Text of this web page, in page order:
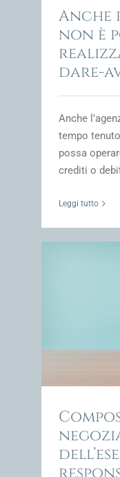
Anche
non è
dare-
Anche
tempo
possa
crediti o
Leggi tutto